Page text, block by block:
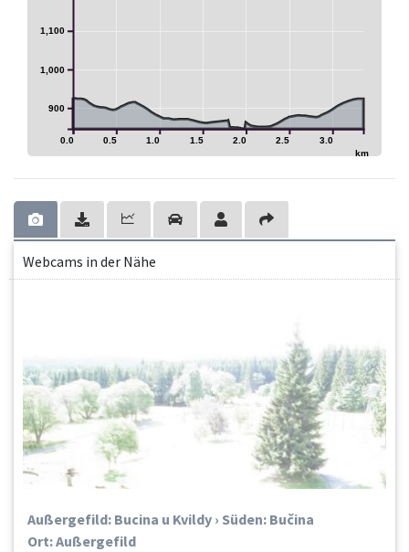
0.0 0.5 1.0 1.5 2.0 2.5 3.0
km
900
1,000
1,100
Webcams in der Nähe
Außergefild: Bucina u Kvildy › Süden: Bučina
Ort: Außergefild